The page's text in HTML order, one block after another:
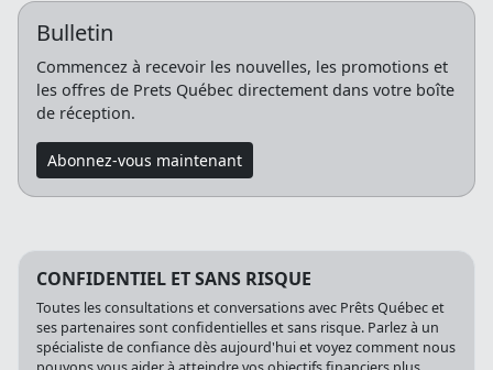
Bulletin
Commencez à recevoir les nouvelles, les promotions et
les offres de Prets Québec directement dans votre boîte
de réception.
Abonnez-vous maintenant
CONFIDENTIEL ET SANS RISQUE
Toutes les consultations et conversations avec Prêts Québec et
ses partenaires sont confidentielles et sans risque. Parlez à un
spécialiste de confiance dès aujourd'hui et voyez comment nous